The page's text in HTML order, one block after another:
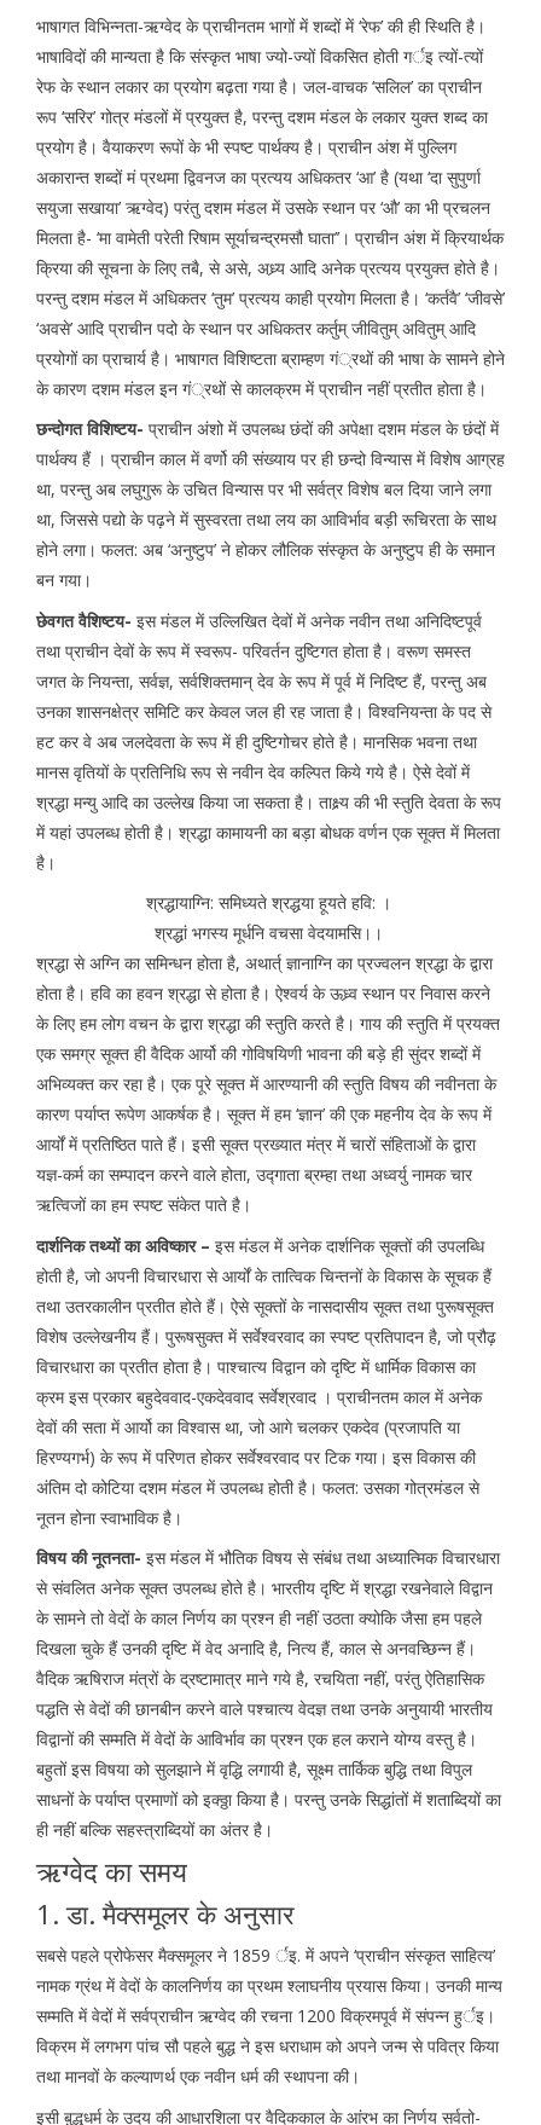
भाषागत विभिन्नता-ऋग्वेद के प्राचीनतम भागों में शब्दों में ‘रेफ’ की ही स्थिति है।
भाषाविदों की मान्यता है कि संस्कृत भाषा ज्यो-ज्यों विकसित होती गर्इ त्यों-त्यों
रेफ के स्थान लकार का प्रयोग बढ़ता गया है। जल-वाचक ‘सलिल’ का प्राचीन
रूप ‘सरिर’ गोत्र मंडलों में प्रयुक्त है, परन्तु दशम मंडल के लकार युक्त शब्द का
प्रयोग है। वैयाकरण रूपों के भी स्पष्ट पार्थक्य है। प्राचीन अंश में पुल्लिग
अकारान्त शब्दों मं प्रथमा द्विवनज का प्रत्यय अधिकतर ‘आ’ है (यथा ‘दा सुपुर्णा
सयुजा सखाया’ ऋग्वेद) परंतु दशम मंडल में उसके स्थान पर ‘औ’ का भी प्रचलन
मिलता है- ‘मा वामेती परेती रिषाम सूर्याचन्द्रमसौ घाता’’। प्राचीन अंश में क्रियार्थक
क्रिया की सूचना के लिए तबै, से असे, अध्र्य आदि अनेक प्रत्यय प्रयुक्त होते है।
परन्तु दशम मंडल में अधिकतर ‘तुम’ प्रत्यय काही प्रयोग मिलता है। ‘कर्तवै’ ‘जीवसे’
‘अवसे’ आदि प्राचीन पदो के स्थान पर अधिकतर कर्तुम् जीवितुम् अवितुम् आदि
प्रयोगों का प्राचार्य है। भाषागत विशिष्टता ब्राम्हण गं्रथों की भाषा के सामने होने
के कारण दशम मंडल इन गं्रथों से कालक्रम में प्राचीन नहीं प्रतीत होता है।
छन्दोगत विशिष्टय- प्राचीन अंशो में उपलब्ध छंदों की अपेक्षा दशम मंडल के छंदों में
पार्थक्य हैं । प्राचीन काल में वर्णो की संख्याय पर ही छन्दो विन्यास में विशेष आग्रह
था, परन्तु अब लघुगुरू के उचित विन्यास पर भी सर्वत्र विशेष बल दिया जाने लगा
था, जिससे पद्यो के पढ़ने में सुस्वरता तथा लय का आविर्भाव बड़ी रूचिरता के साथ
होने लगा। फलत: अब ‘अनुष्टुप’ ने होकर लौलिक संस्कृत के अनुष्टुप ही के समान
बन गया।
छेवगत वैशिष्टय- इस मंडल में उल्लिखित देवों में अनेक नवीन तथा अनिदिष्टपूर्व
तथा प्राचीन देवों के रूप में स्वरूप- परिवर्तन दुष्टिगत होता है। वरूण समस्त
जगत के नियन्ता, सर्वज्ञ, सर्वशिक्तमान् देव के रूप में पूर्व में निदिष्ट हैं, परन्तु अब
उनका शासनक्षेत्र समिटि कर केवल जल ही रह जाता है। विश्वनियन्ता के पद से
हट कर वे अब जलदेवता के रूप में ही दुष्टिगोचर होते है। मानसिक भवना तथा
मानस वृतियों के प्रतिनिधि रूप से नवीन देव कल्पित किये गये है। ऐसे देवों में
श्रद्धा मन्यु आदि का उल्लेख किया जा सकता है। ताक्ष्र्य की भी स्तुति देवता के रूप
में यहां उपलब्ध होती है। श्रद्धा कामायनी का बड़ा बोधक वर्णन एक सूक्त में मिलता
है।
श्रद्धायाग्नि: समिध्यते श्रद्धया हूयते हवि: ।
श्रद्धां भगस्य मूर्धनि वचसा वेदयामसि।।
श्रद्धा से अग्नि का समिन्धन होता है, अथार्त् ज्ञानाग्नि का प्रज्वलन श्रद्धा के द्वारा
होता है। हवि का हवन श्रद्धा से होता है। ऐश्वर्य के ऊध्र्व स्थान पर निवास करने
के लिए हम लोग वचन के द्वारा श्रद्धा की स्तुति करते है। गाय की स्तुति में प्रयक्त
एक समग्र सूक्त ही वैदिक आर्यो की गोविषयिणी भावना की बड़े ही सुंदर शब्दों में
अभिव्यक्त कर रहा है। एक पूरे सूक्त में आरण्यानी की स्तुति विषय की नवीनता के
कारण पर्याप्त रूपेण आकर्षक है। सूक्त में हम ‘ज्ञान’ की एक महनीय देव के रूप में
आर्यों में प्रतिष्ठित पाते हैं। इसी सूक्त प्रख्यात मंत्र में चारों संहिताओं के द्वारा
यज्ञ-कर्म का सम्पादन करने वाले होता, उद्गाता ब्रम्हा तथा अध्वर्यु नामक चार
ऋत्विजों का हम स्पष्ट संकेत पाते है।
दार्शनिक तथ्यों का अविष्कार – इस मंडल में अनेक दार्शनिक सूक्तों की उपलब्धि
होती है, जो अपनी विचारधारा से आर्यों के तात्विक चिन्तनों के विकास के सूचक हैं
तथा उतरकालीन प्रतीत होते हैं। ऐसे सूक्तों के नासदासीय सूक्त तथा पुरूषसूक्त
विशेष उल्लेखनीय हैं। पुरूषसुक्त में सर्वेश्वरवाद का स्पष्ट प्रतिपादन है, जो प्रौढ़
विचारधारा का प्रतीत होता है। पाश्चात्य विद्वान को दृष्टि में धार्मिक विकास का
क्रम इस प्रकार बहुदेववाद-एकदेववाद सर्वेश्रवाद । प्राचीनतम काल में अनेक
देवों की सता में आर्यो का विश्वास था, जो आगे चलकर एकदेव (प्रजापति या
हिरण्यगर्भ) के रूप में परिणत होकर सर्वेश्वरवाद पर टिक गया। इस विकास की
अंतिम दो कोटिया दशम मंडल में उपलब्ध होती है। फलत: उसका गोत्रमंडल से
नूतन होना स्वाभाविक है।
विषय की नूतनता- इस मंडल में भौतिक विषय से संबंध तथा अध्यात्मिक विचारधारा
से संवलित अनेक सूक्त उपलब्ध होते है। भारतीय दृष्टि में श्रद्धा रखनेवाले विद्वान
के सामने तो वेदों के काल निर्णय का प्रश्न ही नहीं उठता क्योकि जैसा हम पहले
दिखला चुके हैं उनकी दृष्टि में वेद अनादि है, नित्य हैं, काल से अनवच्छिन्न हैं।
वैदिक ऋषिराज मंत्रों के द्रष्टामात्र माने गये है, रचयिता नहीं, परंतु ऐतिहासिक
पद्धति से वेदों की छानबीन करने वाले पश्चात्य वेदज्ञ तथा उनके अनुयायी भारतीय
विद्वानों की सम्मति में वेदों के आविर्भाव का प्रश्न एक हल कराने योग्य वस्तु है।
बहुतों इस विषया को सुलझाने में वृद्धि लगायी है, सूक्ष्म तार्किक बुद्धि तथा विपुल
साधनों के पर्याप्त प्रमाणों को इक्ठ्ठा किया है। परन्तु उनके सिद्धांतों में शताब्दियों का
ही नहीं बल्कि सहस्त्राब्दियों का अंतर है।
ऋग्वेद का समय
1. डा. मैक्समूलर के अनुसार
सबसे पहले प्रोफेसर मैक्समूलर ने 1859 र्इ. में अपने ‘प्राचीन संस्कृत साहित्य’
नामक ग्रंथ में वेदों के कालनिर्णय का प्रथम श्लाघनीय प्रयास किया। उनकी मान्य
सम्मति में वेदों में सर्वप्राचीन ऋग्वेद की रचना 1200 विक्रमपूर्व में संपन्न हुर्इ।
विक्रम में लगभग पांच सौ पहले बुद्ध ने इस धराधाम को अपने जन्म से पवित्र किया
तथा मानवों के कल्याणर्थ एक नवीन धर्म की स्थापना की।
इसी बु़द्धधर्म के उदय की आधारशिला पर वैदिककाल के आंरभ का निर्णय सर्वतो-